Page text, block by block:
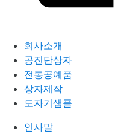
회사소개
공진단상자
전통공예품
상자제작
도자기샘플
인사말